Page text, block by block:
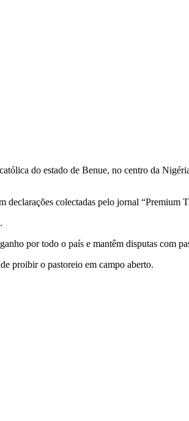
do estado de Benue, no centro da
colectadas pelo jornal “Premium
por todo o país e mantêm disputas com
proibir o pastoreio em campo aberto.